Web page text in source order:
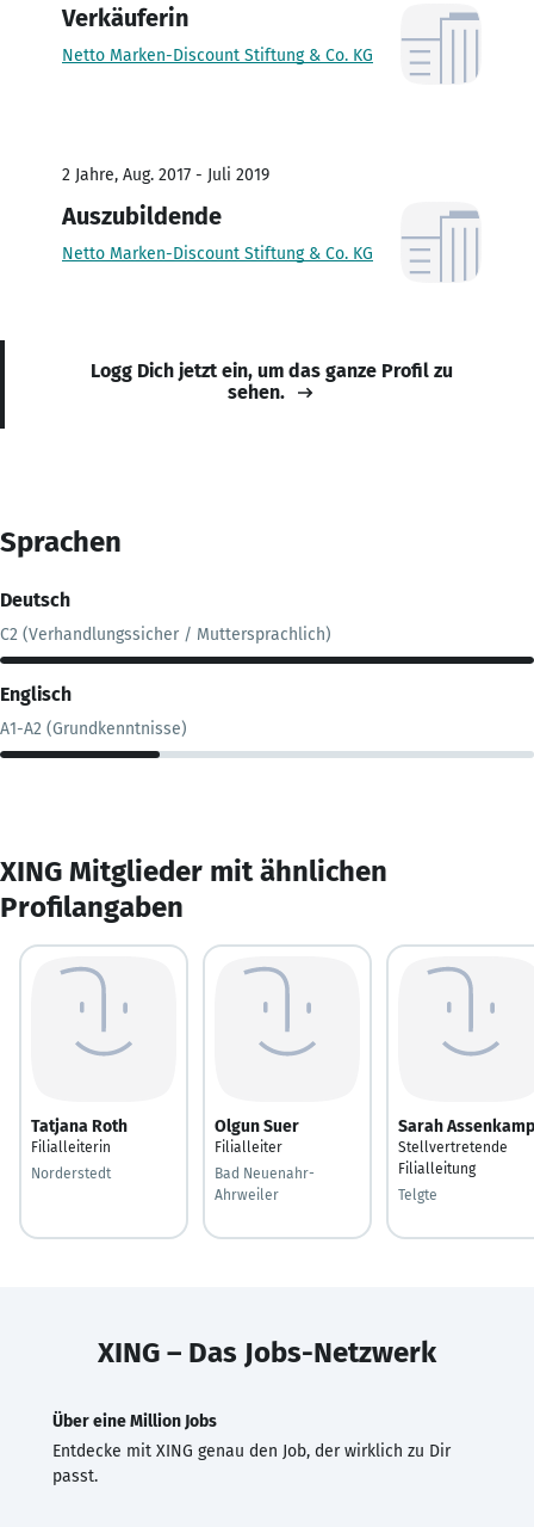
Verkäuferin
Netto Marken-Discount Stiftung & Co. KG
2 Jahre, Aug. 2017 - Juli 2019
Auszubildende
Netto Marken-Discount Stiftung & Co. KG
Logg Dich jetzt ein, um das ganze Profil zu
sehen.
Sprachen
Deutsch
C2 (Verhandlungssicher / Muttersprachlich)
Englisch
A1-A2 (Grundkenntnisse)
XING Mitglieder mit ähnlichen
Profilangaben
Tatjana Roth
Filialleiterin
Norderstedt
Olgun Suer
Filialleiter
Bad Neuenahr-
Ahrweiler
Sarah Assenkamp
Stellvertretende
Filialleitung
Telgte
XING – Das Jobs-Netzwerk
Über eine Million Jobs
Entdecke mit XING genau den Job, der wirklich zu Dir
passt.